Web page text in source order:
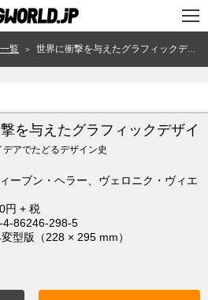
覧 ＞ 世界に衝撃を与えたグラフィックデザイン
を与えたグラフィックデザイ
デアでたどるデザイン史
ーブン・ヘラー、ヴェロニク・ヴィエ
円 + 税
4-86246-298-5
型版（228 × 295 mm）